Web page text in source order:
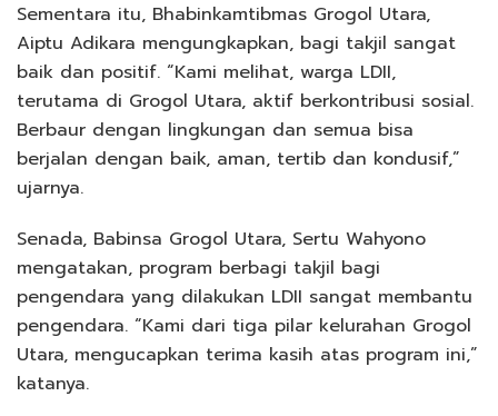
Sementara itu, Bhabinkamtibmas Grogol Utara,
Aiptu Adikara mengungkapkan, bagi takjil sangat
baik dan positif. “Kami melihat, warga LDII,
terutama di Grogol Utara, aktif berkontribusi sosial.
Berbaur dengan lingkungan dan semua bisa
berjalan dengan baik, aman, tertib dan kondusif,”
ujarnya.
Senada, Babinsa Grogol Utara, Sertu Wahyono
mengatakan, program berbagi takjil bagi
pengendara yang dilakukan LDII sangat membantu
pengendara. “Kami dari tiga pilar kelurahan Grogol
Utara, mengucapkan terima kasih atas program ini,”
katanya.